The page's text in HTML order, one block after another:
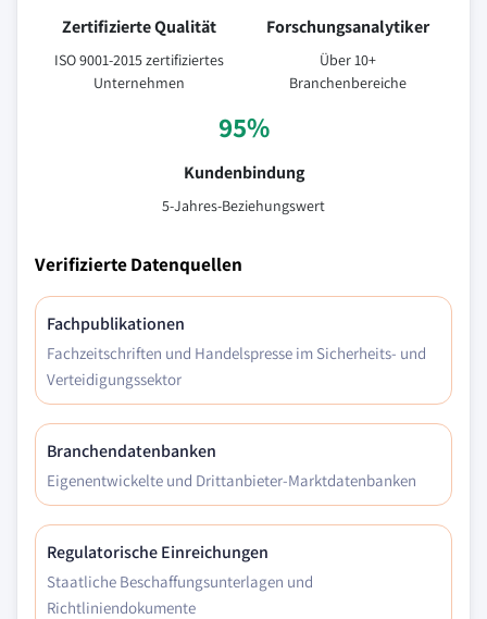
Zertifizierte Qualität
ISO 9001-2015 zertifiziertes
Unternehmen
Forschungsanalytiker
Über 10+
Branchenbereiche
95%
Kundenbindung
5-Jahres-Beziehungswert
Verifizierte Datenquellen
Fachpublikationen
Fachzeitschriften und Handelspresse im Sicherheits- und
Verteidigungssektor
Branchendatenbanken
Eigenentwickelte und Drittanbieter-Marktdatenbanken
Regulatorische Einreichungen
Staatliche Beschaffungsunterlagen und
Richtliniendokumente